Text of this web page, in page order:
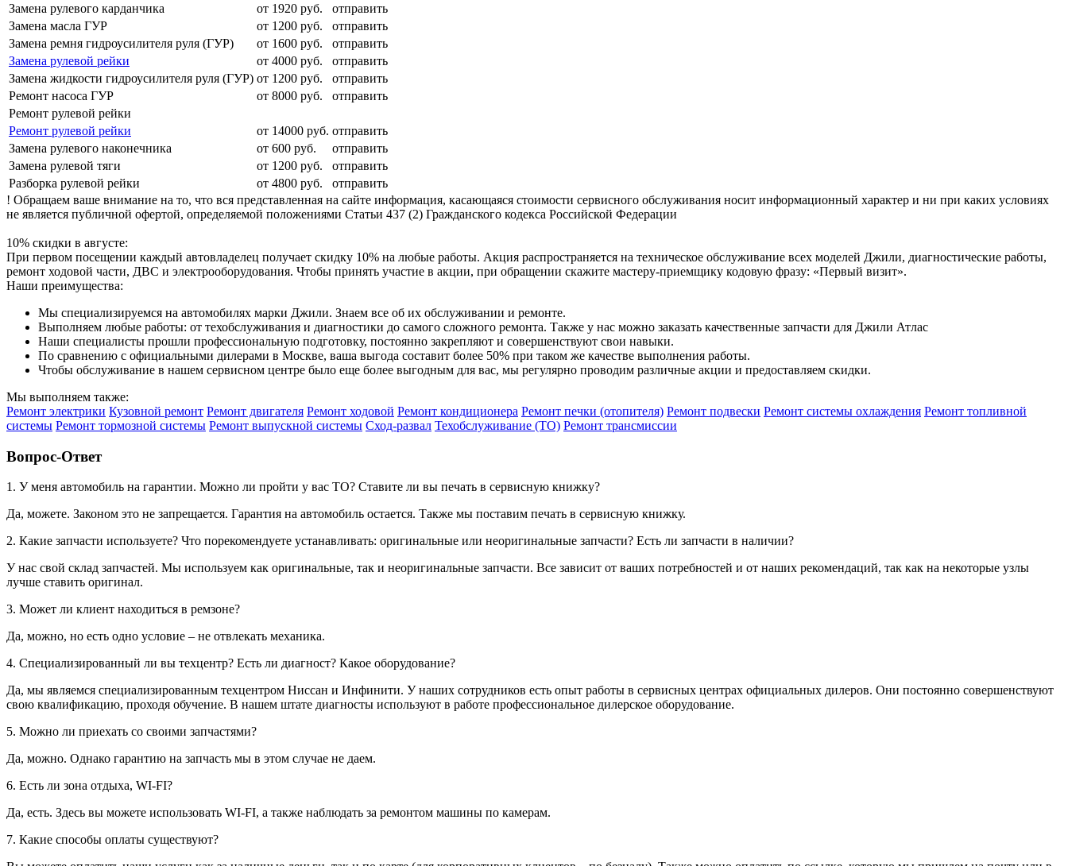
Замена рулевого карданчика
от 1920 руб.
отправить
Замена масла ГУР
от 1200 руб.
отправить
Замена ремня гидроусилителя руля (ГУР)
от 1600 руб.
отправить
Замена рулевой рейки
от 4000 руб.
отправить
Замена жидкости гидроусилителя руля (ГУР) от 1200 руб.
отправить
Ремонт насоса ГУР
от 8000 руб.
отправить
Ремонт рулевой рейки
Ремонт рулевой рейки
от 14000 руб. отправить
Замена рулевого наконечника
от 600 руб.
отправить
Замена рулевой тяги
от 1200 руб.
отправить
Разборка рулевой рейки
от 4800 руб.
отправить
! Обращаем ваше внимание на то, что вся представленная на сайте информация, касающаяся стоимости сервисного обслуживания носит информационный характер и ни при каких условиях
не является публичной офертой, определяемой положениями Статьи 437 (2) Гражданского кодекса Российской Федерации
10% скидки в августе:
При первом посещении каждый автовладелец получает скидку 10% на любые работы. Акция распространяется на техническое обслуживание всех моделей Джили, диагностические работы,
ремонт ходовой части, ДВС и электрооборудования. Чтобы принять участие в акции, при обращении скажите мастеру-приемщику кодовую фразу: «Первый визит».
Наши преимущества:
Мы специализируемся на автомобилях марки Джили. Знаем все об их обслуживании и ремонте.
Выполняем любые работы: от техобслуживания и диагностики до самого сложного ремонта. Также у нас можно заказать качественные запчасти для Джили Атлас
Наши специалисты прошли профессиональную подготовку, постоянно закрепляют и совершенствуют свои навыки.
По сравнению с официальными дилерами в Москве, ваша выгода составит более 50% при таком же качестве выполнения работы.
Чтобы обслуживание в нашем сервисном центре было еще более выгодным для вас, мы регулярно проводим различные акции и предоставляем скидки.
Мы выполняем также:
Ремонт электрики Кузовной ремонт Ремонт двигателя Ремонт ходовой Ремонт кондиционера Ремонт печки (отопителя) Ремонт подвески Ремонт системы охлаждения Ремонт топливной
системы Ремонт тормозной системы Ремонт выпускной системы Сход-развал Техобслуживание (ТО) Ремонт трансмиссии
Вопрос-Ответ
1. У меня автомобиль на гарантии. Можно ли пройти у вас ТО? Ставите ли вы печать в сервисную книжку?
Да, можете. Законом это не запрещается. Гарантия на автомобиль остается. Также мы поставим печать в сервисную книжку.
2. Какие запчасти используете? Что порекомендуете устанавливать: оригинальные или неоригинальные запчасти? Есть ли запчасти в наличии?
У нас свой склад запчастей. Мы используем как оригинальные, так и неоригинальные запчасти. Все зависит от ваших потребностей и от наших рекомендаций, так как на некоторые узлы
лучше ставить оригинал.
3. Может ли клиент находиться в ремзоне?
Да, можно, но есть одно условие – не отвлекать механика.
4. Специализированный ли вы техцентр? Есть ли диагност? Какое оборудование?
Да, мы являемся специализированным техцентром Ниссан и Инфинити. У наших сотрудников есть опыт работы в сервисных центрах официальных дилеров. Они постоянно совершенствуют
свою квалификацию, проходя обучение. В нашем штате диагносты используют в работе профессиональное дилерское оборудование.
5. Можно ли приехать со своими запчастями?
Да, можно. Однако гарантию на запчасть мы в этом случае не даем.
6. Есть ли зона отдыха, WI-FI?
Да, есть. Здесь вы можете использовать WI-FI, а также наблюдать за ремонтом машины по камерам.
7. Какие способы оплаты существуют?